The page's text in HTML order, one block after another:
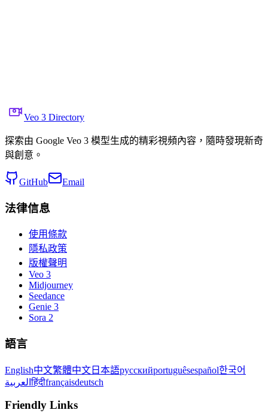
@Times_of_Cinema
Veo 3 Directory
探索由 Google Veo 3 模型生成的精彩視頻內容，隨時發現新奇
與創意。
GitHub Email
法律信息
使用條款
隱私政策
版權聲明
Veo 3
Midjourney
Seedance
Genie 3
Sora 2
語言
English中文繁體中文 日本語русскийportuguêsespañol한국어
العربيةहिंदीfrançaisdeutsch
Friendly Links